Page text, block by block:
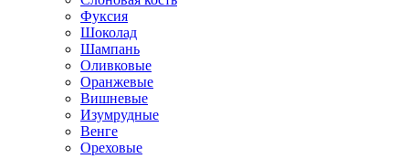
Фуксия
Шоколад
Шампань
Оливковые
Оранжевые
Вишневые
Изумрудные
Венге
Ореховые